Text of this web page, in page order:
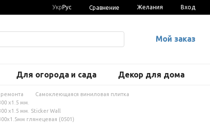
УкрРус Сравнение Желания Вход
Мой заказ
Для огорода и сада Декор для дома
Самоклеющаяся виниловая плитка
х1.5 мм.
х1.5 мм. Sticker Wall
глянецевая (0501)